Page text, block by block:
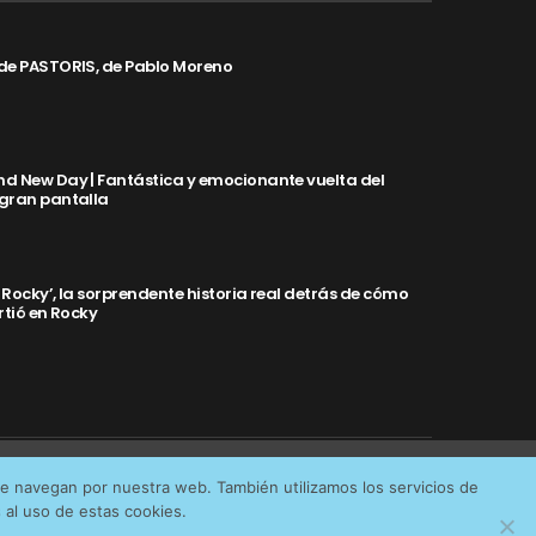
PASTORIS, de Pablo Moreno
New Day | Fantástica y emocionante vuelta del
pantalla
Rocky’, la sorprendente historia real detrás de cómo
en Rocky
por nuestra web. También utilizamos los servicios de
uso de estas cookies.
Aceptar cookies No permitir cookies